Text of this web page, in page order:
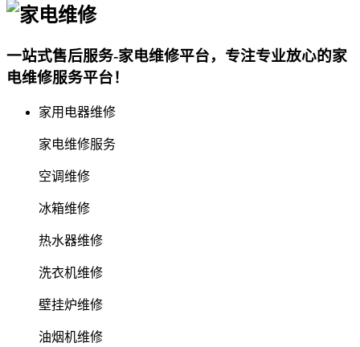
一站式售后服务-家电维修平台，专注专业放心的家
电维修服务平台！
家用电器维修
家电维修服务
空调维修
冰箱维修
热水器维修
洗衣机维修
壁挂炉维修
油烟机维修